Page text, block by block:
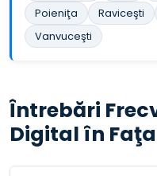
Poieniţa
Raviceşti
Vanvuceşti
Întrebări
Digital în